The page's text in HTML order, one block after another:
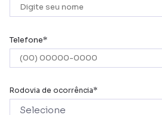
Telefone
Rodovia de ocorrência
Selecione